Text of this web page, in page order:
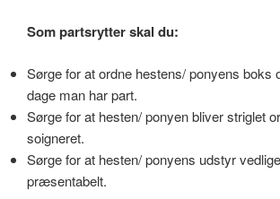
Som partsrytter skal du:
Sørge for at ordne hestens/ ponyens boks
dage man har part.
Sørge for at hesten/ ponyen bliver striglet
soigneret.
Sørge for at hesten/ ponyens udstyr
præsentabelt.